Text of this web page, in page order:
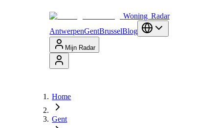
Woning Radar
AntwerpenGentBrusselBlog
Mijn Radar
Home
Gent